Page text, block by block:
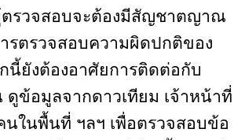
รวจสอบจะต้องมีสัญชาตญาณ
รตรวจสอบความผิดปกติของ
นี้ยังต้องอาศัยการติดต่อกับ
ดูข้อมูลจากดาวเทียม เจ้าหน้าที่
ในพื้นที่ ฯลฯ เพื่อตรวจสอบข้อ